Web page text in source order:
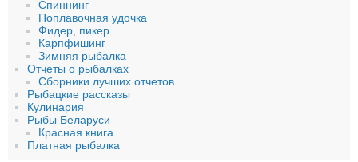
Спиннинг
Поплавочная удочка
Фидер, пикер
Карпфишинг
Зимняя рыбалка
Отчеты о рыбалках
Сборники лучших отчетов
Рыбацкие рассказы
Кулинария
Рыбы Беларуси
Красная книга
Платная рыбалка